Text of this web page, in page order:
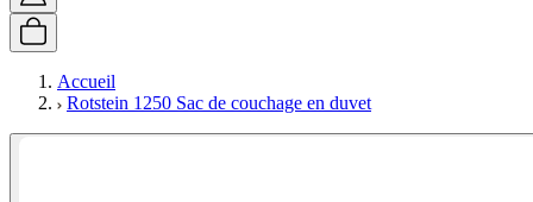
Accueil
Rotstein 1250 Sac de couchage en duvet